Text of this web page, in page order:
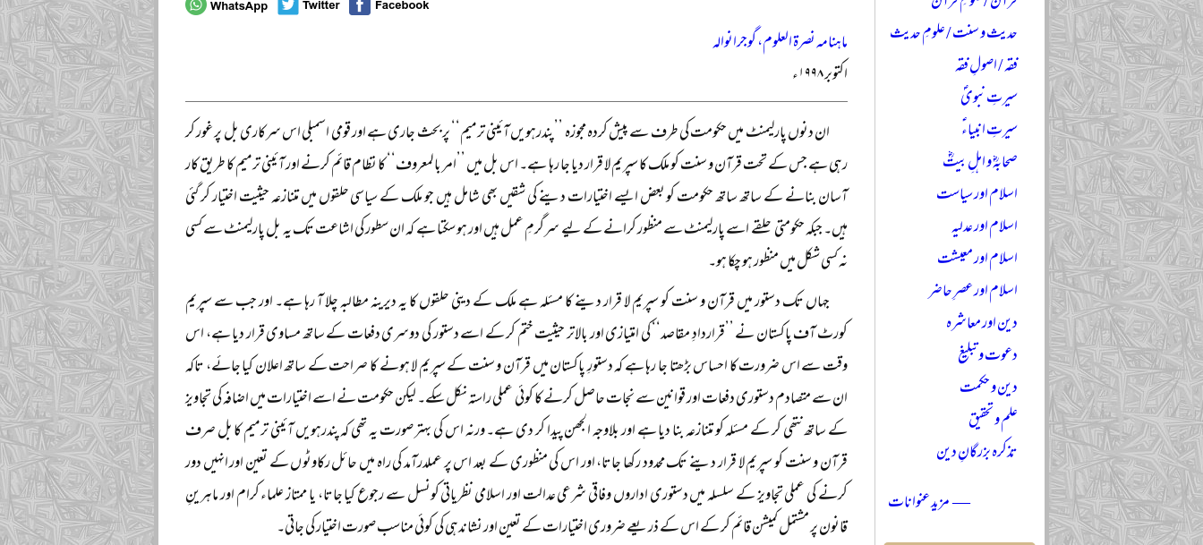
ماہنامہ نصرۃ العلوم، گوجرانوالہ
اکتوبر ۱۹۹۸ء
ان دنوں پارلیمنٹ میں حکومت کی طرف سے پیش کردہ مجوزہ ’’پندرہویں آئینی ترمیم‘‘ پر بحث جاری ہے اور قومی اسمبلی اس سرکاری بل پر غور کر
رہی ہے جس کے تحت قرآن و سنت کو ملک کا سپریم لا قرار دیا جا رہا ہے۔ اس بل میں ’’امر بالمعروف‘‘ کا نظام قائم کرنے اور آئینی ترمیم کا طریق کار
آسان بنانے کے ساتھ ساتھ حکومت کو بعض ایسے اختیارات دینے کی شقیں بھی شامل ہیں جو ملک کے سیاسی حلقوں میں متنازعہ حیثیت اختیار کر گئی
ہیں۔ جبکہ حکومتی حلقے اسے پارلیمنٹ سے منظور کرانے کے لیے سرگرمِ عمل ہیں اور ہو سکتا ہے کہ ان سطور کی اشاعت تک یہ بل پارلیمنٹ سے کسی
نہ کسی شکل میں منظور ہو چکا ہو۔
جہاں تک دستور میں قرآن و سنت کو سپریم لا قرار دینے کا مسئلہ ہے ملک کے دینی حلقوں کا یہ دیرینہ مطالبہ چلا آ رہا ہے۔ اور جب سے سپریم
کورٹ آف پاکستان نے ’’قراردادِ مقاصد‘‘ کی امتیازی اور بالاتر حیثیت ختم کر کے اسے دستور کی دوسری دفعات کے ساتھ مساوی قرار دیا ہے، اس
وقت سے اس ضرورت کا احساس بڑھتا جا رہا ہے کہ دستورِ پاکستان میں قرآن و سنت کے سپریم لا ہونے کا صراحت کے ساتھ اعلان کیا جائے، تاکہ
ان سے متصادم دستوری دفعات اور قوانین سے نجات حاصل کرنے کا کوئی عملی راستہ نکل سکے۔ لیکن حکومت نے اسے اختیارات میں اضافہ کی تجاویز
کے ساتھ نتھی کر کے مسئلہ کو متنازعہ بنا دیا ہے اور بلاوجہ الجھن پیدا کر دی ہے۔ ورنہ اس کی بہتر صورت یہ تھی کہ پندرہویں آئینی ترمیم کا بل صرف
قرآن و سنت کو سپریم لا قرار دینے تک محدود رکھا جاتا، اور اس کی منظوری کے بعد اس پر عملدرآمد کی راہ میں حائل رکاوٹوں کے تعین اور انہیں دور
کرنے کی عملی تجاویز کے سلسلہ میں دستوری اداروں وفاقی شرعی عدالت اور اسلامی نظریاتی کونسل سے رجوع کیا جاتا، یا ممتاز علماء کرام اور ماہرینِ
قانون پر مشتمل کمیشن قائم کر کے اس کے ذریعے ضروری اختیارات کے تعین اور نشاندہی کی کوئی مناسب صورت اختیار کی جاتی۔
حدیث و سنت / علومِ حدیث
فقہ / اصولِ فقہ
سیرتِ نبویؐ
سیرتِ انبیاءؑ
صحابہؓ و اہلِ بیتؓ
اسلام اور سیاست
اسلام اور عدلیہ
اسلام اور معیشت
اسلام اور عصرِ حاضر
دین اور معاشرہ
دعوت و تبلیغ
دین و حکمت
علم و تحقیق
تذکرہ بزرگانِ دین
— مزید عنوانات